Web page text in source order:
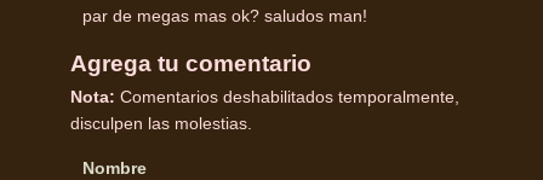
par de megas mas ok? saludos man!
Agrega tu comentario
Nota: Comentarios deshabilitados temporalmente,
disculpen las molestias.
Nombre